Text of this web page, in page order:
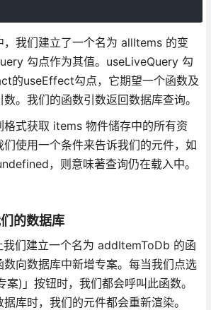
，我们建立了一个名为 allItems 的变
勾点作为其值。useLiveQuery 勾
的useEffect勾点，它期望一个函数及
。我们的函数引数返回数据库查询。
格式获取 items 物件储存中的所有资
使用一个条件来告诉我们的元件，如
，则意味著查询仍在载入中。
的数据库
们建立一个名为 addItemToDb 的函
向数据库中新增专案。每当我们点选
案)」按钮时，我们都会呼叫此函数。
库时，我们的元件都会重新渲染。